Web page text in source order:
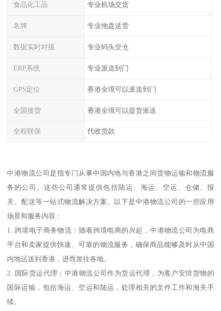
食品化工品 专业机场交货
名牌 专业地盘送货
数据实时对接 专业码头交仓
ERP系统 专业派送到门
GPS定位 香港全境可以派送到门
全国接货 香港全境可以提货派送
全程联保 代收货款
中港物流公司是指专门从事中国内地与香港之间货物运输和物流服
务的公司。这些公司通常提供包括陆运、海运、空运、仓储、报
关、配送等一站式物流解决方案。以下是中港物流公司的一些应用
场景和服务内容：
1. 跨境电子商务物流：随着跨境电商的兴起，中港物流公司为电商
平台和卖家提供快速、可靠的物流服务，确保商品能够及时从中国
内地运送到香港，进而发往各地。
2. 国际货运代理：中港物流公司作为货运代理，为客户安排货物的
国际运输，包括海运、空运和陆运，处理相关的文件工作和海关手
续。